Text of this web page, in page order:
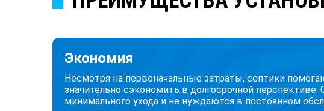
Экономия
Несмотря на первоначальные затраты, септики
значительно сэкономить в долгосрочной перспективе.
минимального ухода и не нуждаются в постоянном